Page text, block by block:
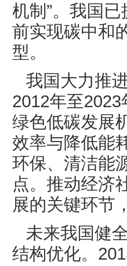
机制”。我国
前实现碳中和
型。
我国大力推
2012年至2023
绿色低碳发展
效率与降低能
环保、清洁能
点。推动经济
展的关键环节
未来我国健
结构优化。